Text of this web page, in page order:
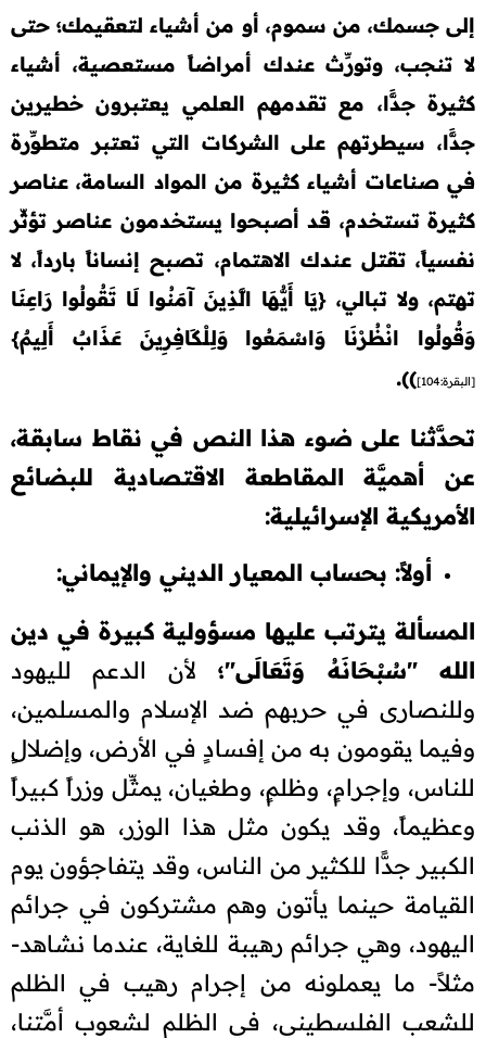
إلى جسمك، من سموم، أو من أشياء لتعقيمك؛ حتى
لا تنجب، وتورِّث عندك أمراضاً مستعصية، أشياء
كثيرة جدًّا، مع تقدمهم العلمي يعتبرون خطيرين
جدًّا، سيطرتهم على الشركات التي تعتبر متطوِّرة
في صناعات أشياء كثيرة من المواد السامة، عناصر
كثيرة تستخدم، قد أصبحوا يستخدمون عناصر تؤثِّر
نفسياً، تقتل عندك الاهتمام، تصبح إنساناً بارداً، لا
تهتم، ولا تبالي، {يَا أَيُّهَا الَّذِينَ آمَنُوا لَا تَقُولُوا رَاعِنَا
وَقُولُوا انْظُرْنَا وَاسْمَعُوا وَلِلْكَافِرِينَ عَذَابٌ أَلِيمٌ}
[البقرة:104] ))
.
تحدَّثنا على ضوء هذا النص في نقاط سابقة،
عن أهميَّة المقاطعة الاقتصادية للبضائع
الأمريكية الإسرائيلية:
أولاً: بحساب المعيار الديني والإيماني:
المسألة يترتب عليها مسؤولية كبيرة في دين
الله "سُبْحَانَهُ وَتَعَالَى"؛
لأن الدعم لليهود
وللنصارى في حربهم ضد الإسلام والمسلمين،
وفيما يقومون به من إفسادٍ في الأرض، وإضلالٍ
للناس، وإجرامٍ، وظلمٍ، وطغيان، يمثِّل وزراً كبيراً
وعظيماً، وقد يكون مثل هذا الوزر، هو الذنب
الكبير جدًّا للكثير من الناس، وقد يتفاجؤون يوم
القيامة حينما يأتون وهم مشتركون في جرائم
اليهود، وهي جرائم رهيبة للغاية، عندما نشاهد-
مثلاً- ما يعملونه من إجرام رهيب في الظلم
للشعب الفلسطيني، في الظلم لشعوب أمَّتنا،